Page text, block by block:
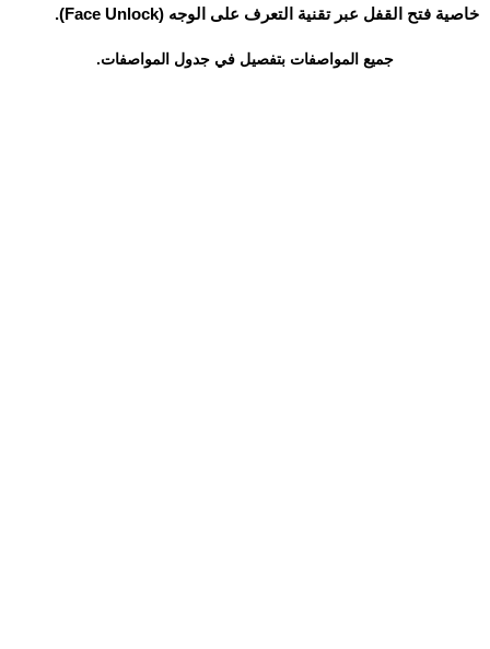
خاصية فتح القفل عبر تقنية التعرف على الوجه (Face Unlock).
جميع المواصفات بتفصيل في جدول المواصفات.